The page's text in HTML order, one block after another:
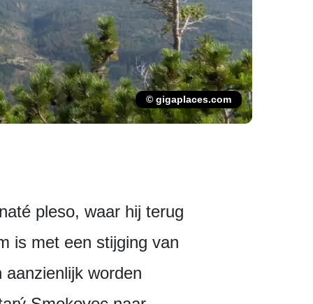
© gigaplaces.com
pleso, waar hij terug
is met een stijging van
aanzienlijk worden